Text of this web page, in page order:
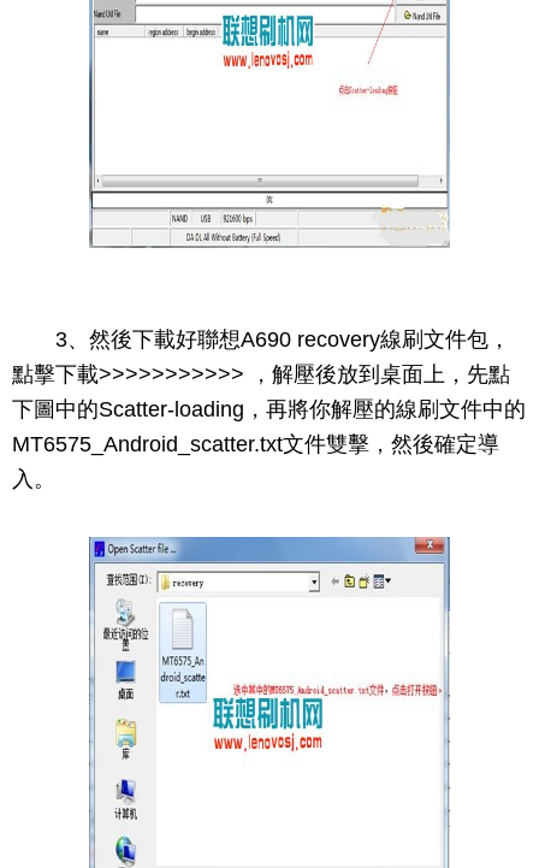
3、然後下載好聯想A690 recovery線刷文件包，
點擊下載>>>>>>>>>>> ，解壓後放到桌面上，先點
下圖中的Scatter-loading，再將你解壓的線刷文件中的
MT6575_Android_scatter.txt文件雙擊，然後確定導
入。